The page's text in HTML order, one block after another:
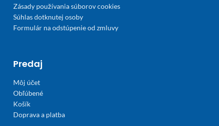
Zásady používania súborov cookies
Súhlas dotknutej osoby
Formulár na odstúpenie od zmluvy
Predaj
Môj účet
Obľúbené
Košík
Doprava a platba